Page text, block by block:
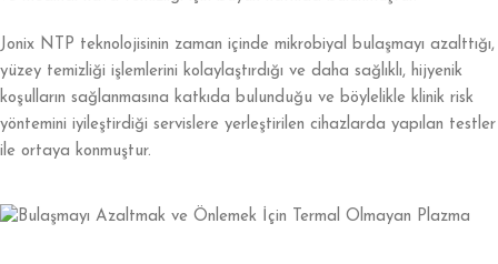
Jonix NTP teknolojisinin zaman içinde mikrobiyal bulaşmayı azalttığı,
yüzey temizliği işlemlerini kolaylaştırdığı ve daha sağlıklı, hijyenik
koşulların sağlanmasına katkıda bulunduğu ve böylelikle klinik risk
yöntemini iyileştirdiği servislere yerleştirilen cihazlarda yapılan testler
ile ortaya konmuştur.